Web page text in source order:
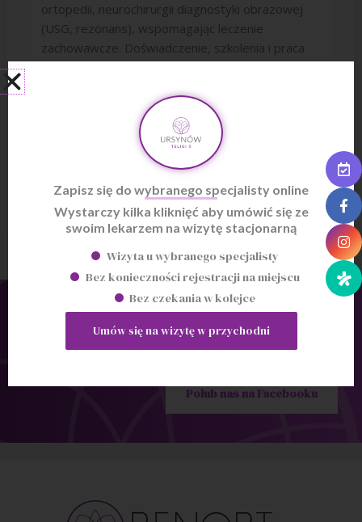
ortopedii, neurochirurgii diagnostyki obrazowej
(USG, rezonans), wspomagając leczenie
zachowawcze. Doświadczenie, szkolenia i praca
konsultacja osteopatyczna 250zł
Bądź na bieżąco
Żadna ważna informacja Cię nie ominie
Polub nas na Facebooku
Zapisz się do wybranego specjalisty online
Wystarczy kilka kliknięć aby umówić się ze
swoim lekarzem na wizytę stacjonarną
Wizyta u wybranego specjalisty
Bez konieczności rejestracji na miejscu
Bez czekania w kolejce
Umów się na wizytę w przychodni